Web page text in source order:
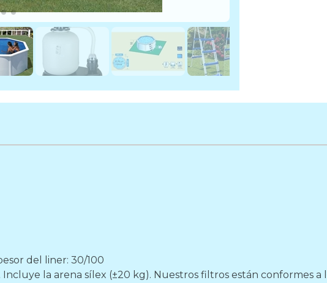
del liner: 30/100
la arena sílex (±20 kg). Nuestros filtros están conformes a